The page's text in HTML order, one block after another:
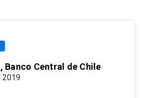
Banco Central de Chile
2019